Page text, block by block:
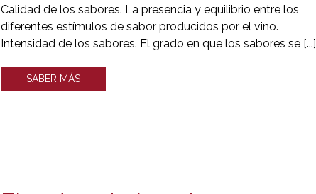
Calidad de los sabores. La presencia y equilibrio entre los
diferentes estímulos de sabor producidos por el vino.
Intensidad de los sabores. El grado en que los sabores se [...]
SABER MÁS